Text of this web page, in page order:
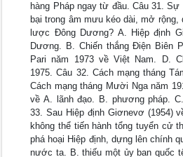
hàng Pháp ngay từ đầu. Câu 31.
bại trong âm mưu kéo dài, mở rộng,
lược Đông Dương? A. Hiệp định
Dương. B. Chiến thắng Điện Biên
Pari năm 1973 về Việt Nam. D.
1975. Câu 32. Cách mạng tháng
Cách mạng tháng Mười Nga năm
về A. lãnh đạo. B. phương pháp.
33. Sau Hiệp định Giơnevơ (1954)
không thể tiến hành tổng tuyển cử
phá hoại Hiệp định, dựng lên chính
nước ta. B. thiếu một ủy ban quốc